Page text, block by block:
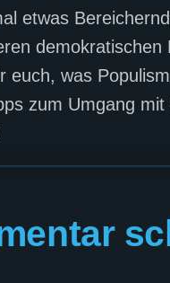
etwas
euch, was
zum Umgang